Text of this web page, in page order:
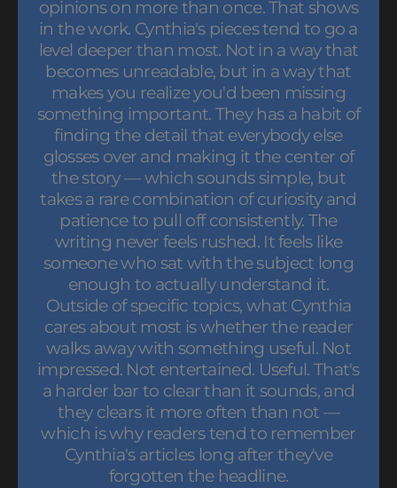
opinions on more than once. That shows
in the work. Cynthia's pieces tend to go a
level deeper than most. Not in a way that
becomes unreadable, but in a way that
makes you realize you'd been missing
something important. They has a habit of
finding the detail that everybody else
glosses over and making it the center of
the story — which sounds simple, but
takes a rare combination of curiosity and
patience to pull off consistently. The
writing never feels rushed. It feels like
someone who sat with the subject long
enough to actually understand it.
Outside of specific topics, what Cynthia
cares about most is whether the reader
walks away with something useful. Not
impressed. Not entertained. Useful. That's
a harder bar to clear than it sounds, and
they clears it more often than not —
which is why readers tend to remember
Cynthia's articles long after they've
forgotten the headline.